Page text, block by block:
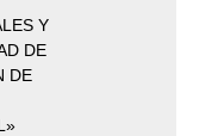
Y
DE
DE